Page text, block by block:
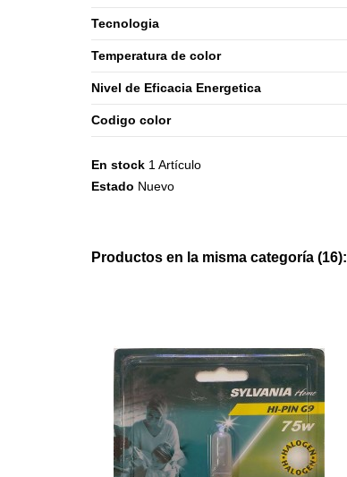
Tecnologia
Temperatura de color
Nivel de Eficacia Energetica
Codigo color
En stock 1 Artículo
Estado Nuevo
Productos en la misma categoría (16):